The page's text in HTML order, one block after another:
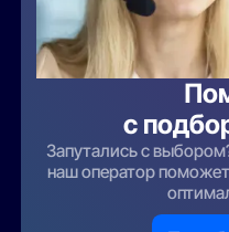
с
Запутались с
наш оператор